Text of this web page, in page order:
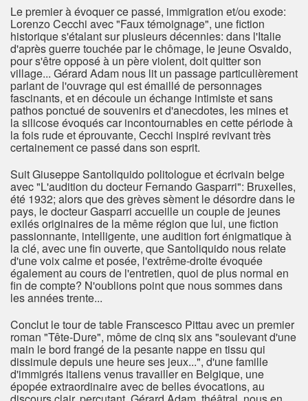
Le premier à évoquer ce passé, immigration et/ou exode:
Lorenzo Cecchi avec "Faux témoignage", une fiction
historique s'étalant sur plusieurs décennies: dans l'Italie
d'après guerre touchée par le chômage, le jeune Osvaldo,
pour s'être opposé à un père violent, doit quitter son
village... Gérard Adam nous lit un passage particulièrement
parlant de l'ouvrage qui est émaillé de personnages
fascinants, et en découle un échange intimiste et sans
pathos ponctué de souvenirs et d'anecdotes, les mines et
la silicose évoqués car incontournables en cette période à
la fois rude et éprouvante, Cecchi inspiré revivant très
certainement ce passé dans son esprit.
Suit Giuseppe Santoliquido politologue et écrivain belge
avec "L'audition du docteur Fernando Gasparri": Bruxelles,
été 1932; alors que des grèves sèment le désordre dans le
pays, le docteur Gasparri accueille un couple de jeunes
exilés originaires de la même région que lui, une fiction
passionnante, intelligente, une audition fort énigmatique à
la clé, avec une fin ouverte, que Santoliquido nous relate
d'une voix calme et posée, l'extrême-droite évoquée
également au cours de l'entretien, quoi de plus normal en
fin de compte? N'oublions point que nous sommes dans
les années trente...
Conclut le tour de table Franscesco Pittau avec un premier
roman "Tête-Dure", môme de cinq six ans "soulevant d'une
main le bord frangé de la pesante nappe en tissu qui
dissimule depuis une heure ses jeux...", d'une famille
d'immigrés italiens venus travailler en Belgique, une
épopée extraordinaire avec de belles évocations, au